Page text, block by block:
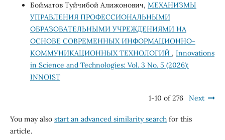
Бойматов Туйчибой Алижонович, МЕХАНИЗМЫ
УПРАВЛЕНИЯ ПРОФЕССИОНАЛЬНЫМИ
ОБРАЗОВАТЕЛЬНЫМИ УЧРЕЖДЕНИЯМИ НА
ОСНОВЕ СОВРЕМЕННЫХ ИНФОРМАЦИОННО-
КОММУНИКАЦИОННЫХ ТЕХНОЛОГИЙ , Innovations
in Science and Technologies: Vol. 3 No. 5 (2026):
INNOIST
1-10 of 276 Next
You may also start an advanced similarity searchfor this
article.